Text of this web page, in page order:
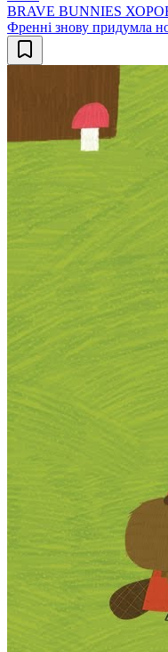
BRAVE BUNNIES
Френні знову придумла